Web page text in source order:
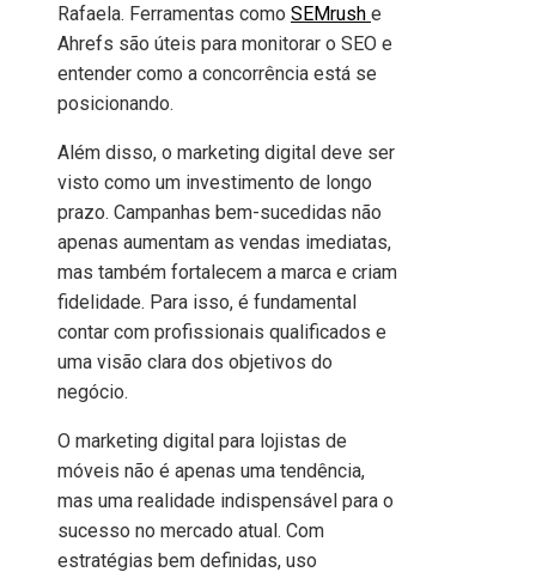
Rafaela. Ferramentas como SEMrush e
Ahrefs são úteis para monitorar o SEO e
entender como a concorrência está se
posicionando.
Além disso, o marketing digital deve ser
visto como um investimento de longo
prazo. Campanhas bem-sucedidas não
apenas aumentam as vendas imediatas,
mas também fortalecem a marca e criam
fidelidade. Para isso, é fundamental
contar com profissionais qualificados e
uma visão clara dos objetivos do
negócio.
O marketing digital para lojistas de
móveis não é apenas uma tendência,
mas uma realidade indispensável para o
sucesso no mercado atual. Com
estratégias bem definidas, uso